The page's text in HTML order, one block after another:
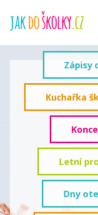
Zápisy
Kuchařka
Letní
Dny